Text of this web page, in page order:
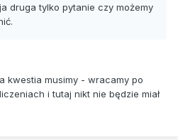
druga tylko pytanie czy możemy
kwestia musimy - wracamy po
i tutaj nikt nie będzie miał